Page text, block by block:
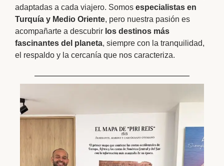
adaptadas a cada viajero. Somos especialistas en
Turquía y Medio Oriente, pero nuestra pasión es
acompañarte a descubrir los destinos más
fascinantes del planeta, siempre con la tranquilidad,
el respaldo y la cercanía que nos caracteriza.